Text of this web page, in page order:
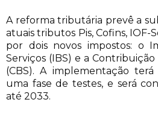
A reforma tributária prevê a
atuais tributos Pis, Cofins, IOF-
por dois novos impostos: o
Serviços (IBS) e a
(CBS). A implementação
uma fase de testes, e será
até 2033.